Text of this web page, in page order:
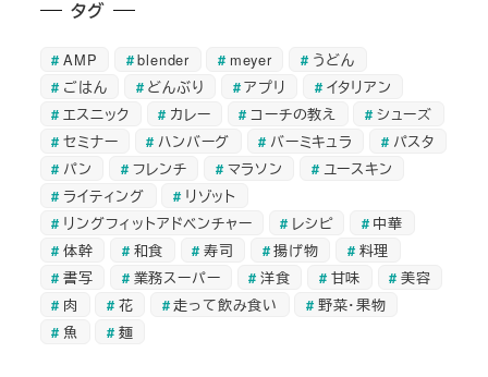
タグ
AMP blender meyer
うどん
ごはん
どんぶり アプリ
イタリアン
エスニック
カレー コーチの教え
シューズ
セミナー
ハンバーグ バーミキュラ
パスタ
パン
フレンチ マラソン
ユースキン
ライティング
リゾット
リングフィットアドベンチャー
レシピ
中華
体幹
和食 寿司 揚げ物
料理
書写
業務スーパー 洋食 甘味
美容
肉
花 走って飲み食い
野菜・果物
魚
麺